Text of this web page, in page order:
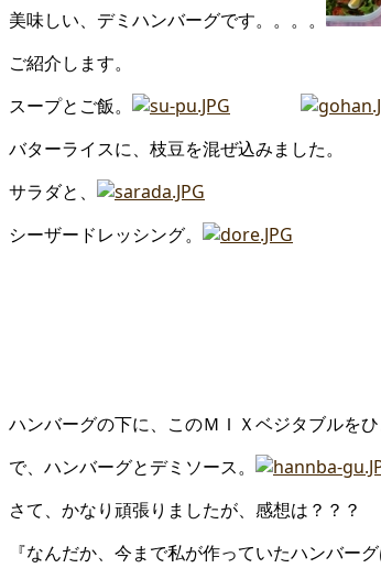
美味しい、デミハンバーグです。。。。
ご紹介します。
スープとご飯。
バターライスに、枝豆を混ぜ込みました。
サラダと、
シーザードレッシング。
ハンバーグの下に、このＭＩＸベジタブルをひ
で、ハンバーグとデミソース。
さて、かなり頑張りましたが、感想は？？？
『なんだか、今まで私が作っていたハンバー